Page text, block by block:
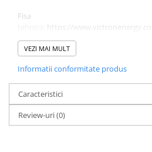
Fisa
https://
SmartShunt-IP65-EN.pdf
VEZI MAI MULT
Informatii conformitate produs
Caracteristici
Review-uri(0)